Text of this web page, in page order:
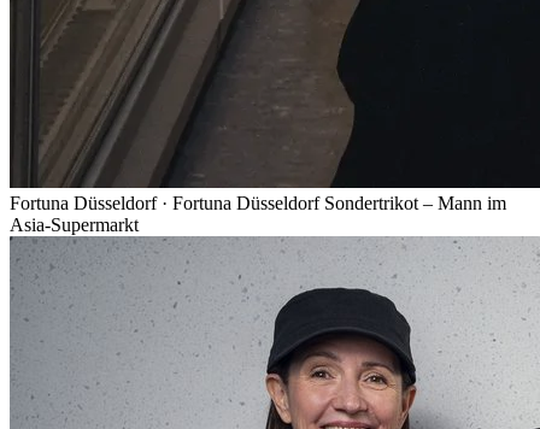
Fortuna Düsseldorf· Fortuna Düsseldorf Sondertrikot – Mann im
Asia-Supermarkt